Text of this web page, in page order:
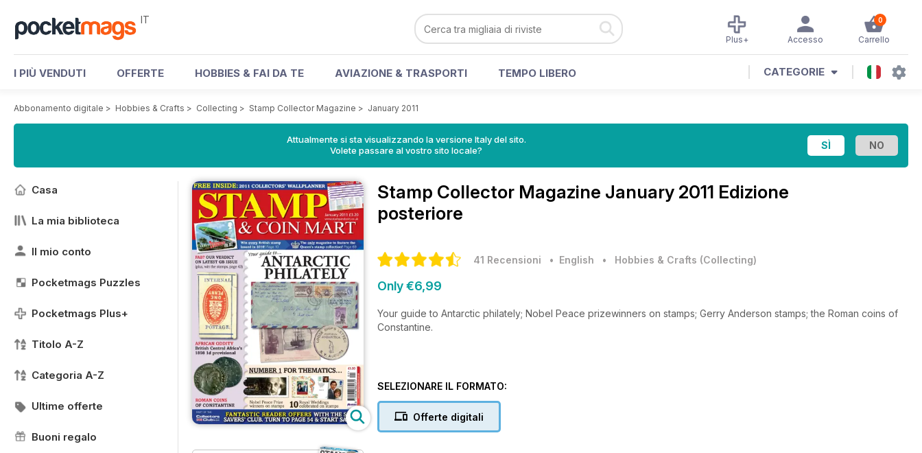
IT 0
Carrello
Accesso
Plus+
I PIÙ VENDUTI OFFERTE HOBBIES & FAI DA TE AVIAZIONE & TRASPORTI TEMPO LIBERO CATEGORIE
Abbonamento digitale > Hobbies & Crafts > Collecting > Stamp Collector Magazine > January 2011
Attualmente si sta visualizzando la versione Italy del sito.
Volete passare al vostro sito locale?
Casa
La mia biblioteca
Il mio conto
Pocketmags Puzzles
Pocketmags Plus+
Titolo A-Z
Categoria A-Z
Ultime offerte
Buoni regalo
Stamp Collector Magazine January 2011 Edizione
posteriore
41 Recensioni • English • Hobbies & Crafts (Collecting)
Only €6,99
Your guide to Antarctic philately; Nobel Peace prizewinners on stamps; Gerry Anderson stamps; the Roman coins of
Constantine.
SELEZIONARE IL FORMATO:
Offerte digitali